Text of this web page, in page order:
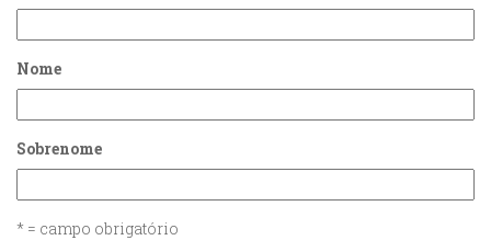
Nome
Sobrenome
* = campo obrigatório